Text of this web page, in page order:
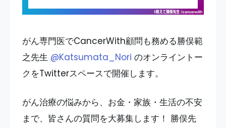
がん専門医でCancerWith顧問も務める勝俣範
之先生 @Katsumata_Nori のオンライントー
クをTwitterスペースで開催します。
がん治療の悩みから、お金・家族・生活の不安
まで、皆さんの質問を大募集します！ 勝俣先